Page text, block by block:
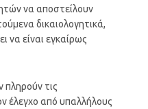
να αποστείλουν
δικαιολογητικά,
να είναι εγκαίρως
πληρούν τις
έλεγχο από υπαλλήλους